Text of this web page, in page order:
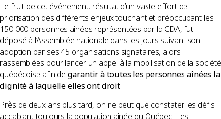
Le fruit de cet événement, résultat d’un vaste effort de
priorisation des différents enjeux touchant et préoccupant les
150 000 personnes aînées représentées par la CDA, fut
déposé à l’Assemblée nationale dans les jours suivant son
adoption par ses 45 organisations signataires, alors
rassemblées pour lancer un appel à la mobilisation de la société
québécoise afin degarantir à toutes les personnes aînées la
dignité à laquelle elles ont droit.
Près de deux ans plus tard, on ne peut que constater les défis
accablant toujours la population aînée du Québec. Les